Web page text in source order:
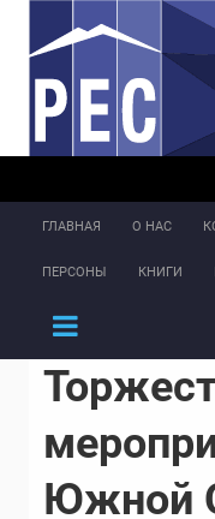
Перейти к основному
ГЛАВНАЯ О НАС
ПЕРСОНЫ КНИГИ
Южной